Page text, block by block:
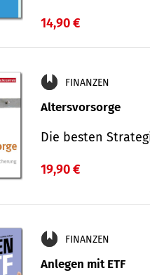
14,90 €
FINANZEN
Altersvorsorge
Die besten
19,90 €
FINANZEN
Anlegen mit ETF